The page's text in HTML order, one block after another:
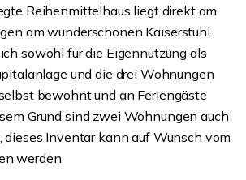
Reihenmittelhaus liegt direkt am
am wunderschönen Kaiserstuhl.
sowohl für die Eigennutzung als
und die drei Wohnungen
bewohnt und an Feriengäste
Grund sind zwei Wohnungen auch
Inventar kann auf Wunsch vom
werden.